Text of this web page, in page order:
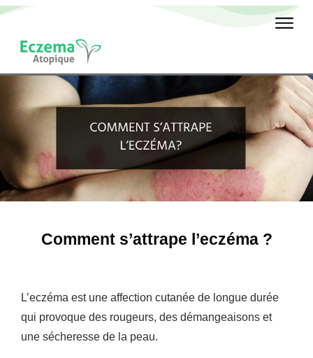
Comment s’attrape l’eczéma ?
L’eczéma est une affection cutanée de longue durée
qui provoque des rougeurs, des démangeaisons et
une sécheresse de la peau.